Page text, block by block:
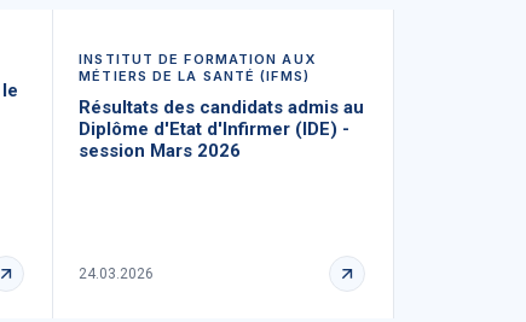
INSTITUT DE FORMATION AUX
MÉTIERS DE LA SANTÉ (IFMS)
Résultats des candidats admis au
Diplôme d'Etat d'Infirmer (IDE) -
session Mars 2026
24.03.2026